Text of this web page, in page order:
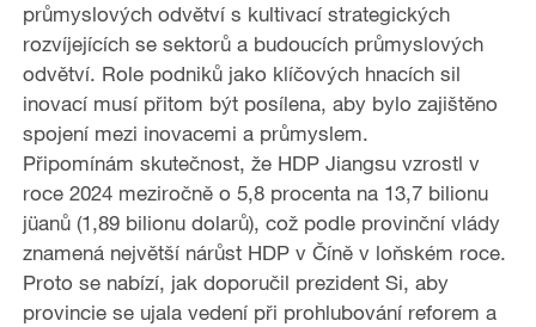
průmyslových odvětví s kultivací strategických
rozvíjejících se sektorů a budoucích průmyslových
odvětví. Role podniků jako klíčových hnacích sil
inovací musí přitom být posílena, aby bylo zajištěno
spojení mezi inovacemi a průmyslem.
Připomínám skutečnost, že HDP Jiangsu vzrostl v
roce 2024 meziročně o 5,8 procenta na 13,7 bilionu
jüanů (1,89 bilionu dolarů), což podle provinční vlády
znamená největší nárůst HDP v Číně v loňském roce.
Proto se nabízí, jak doporučil prezident Si, aby
provincie se ujala vedení při prohlubování reforem a